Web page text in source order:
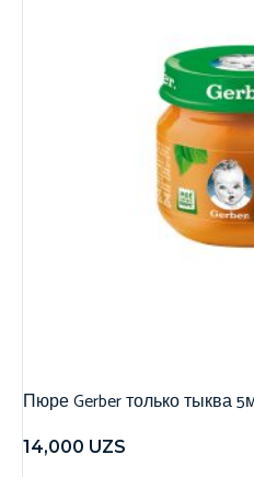
Пюре Gerber только тыква
14,000 UZS